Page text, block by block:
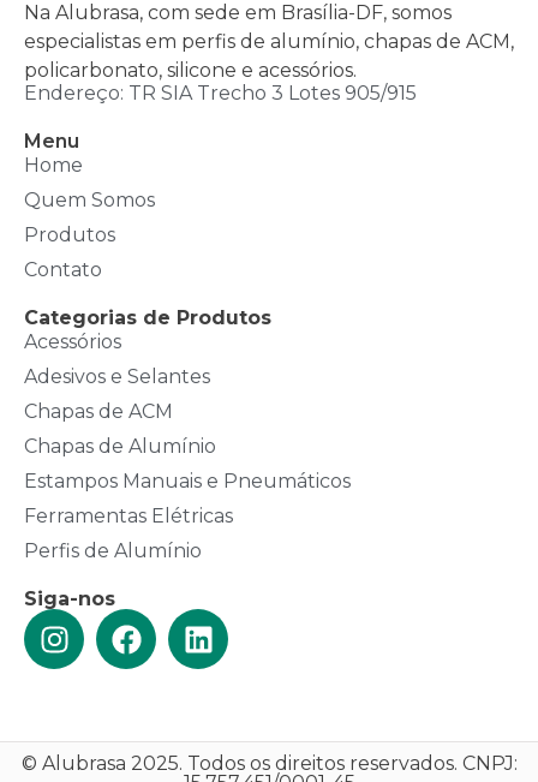
Na Alubrasa, com sede em Brasília-DF, somos
especialistas em perfis de alumínio, chapas de ACM,
policarbonato, silicone e acessórios.
Endereço: TR SIA Trecho 3 Lotes 905/915
Menu
Home
Quem Somos
Produtos
Contato
Categorias de Produtos
Acessórios
Adesivos e Selantes
Chapas de ACM
Chapas de Alumínio
Estampos Manuais e Pneumáticos
Ferramentas Elétricas
Perfis de Alumínio
Siga-nos
© Alubrasa 2025. Todos os direitos reservados. CNPJ: